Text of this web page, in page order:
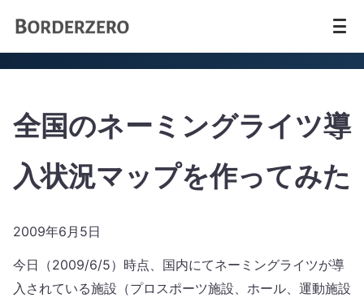
全国のネーミングライツ導
入状況マップを作ってみた
2009年6月5日
今日（2009/6/5）時点、国内にてネーミングライツが導
入されている施設（プロスポーツ施設、ホール、運動施設